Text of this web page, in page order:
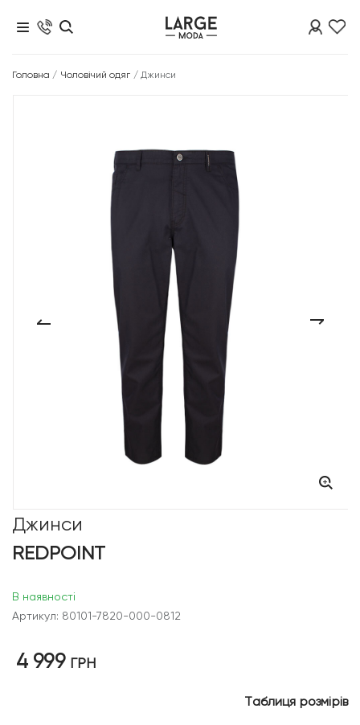
Головна / Чоловічий одяг / Джинси
Джинси
REDPOINT
В наявності
Артикул: 80101-7820-000-0812
4 999 ГРН
Таблиця розмірів